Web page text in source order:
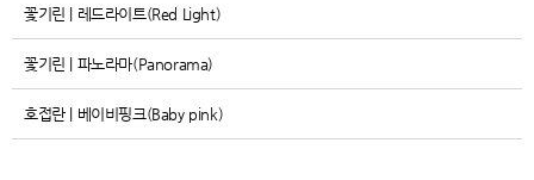
꽃기린 | 레드라이트(Red Light)
꽃기린 | 파노라마(Panorama)
호접란 | 베이비핑크(Baby pink)